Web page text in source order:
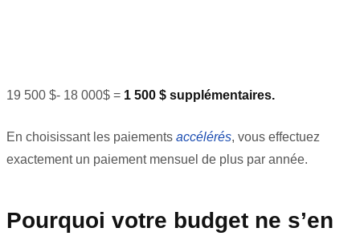
19 500 $- 18 000$ = 1 500 $ supplémentaires.
En choisissant les paiements accélérés, vous effectuez
exactement un paiement mensuel de plus par année.
Pourquoi votre budget ne s’en